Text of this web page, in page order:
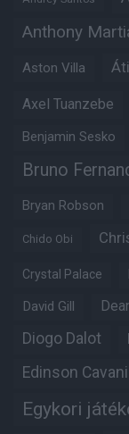
Anthony
Aston Villa
Axel Tuanzebe
Benjamin Sesko
Bruno
Bryan Robson
Chido Obi
Crystal Palace
David Gill
Diogo Dalot
Edinson Cavani
Egykori